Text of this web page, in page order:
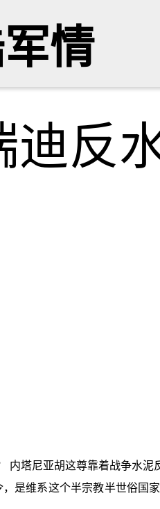
情
反
塔尼亚胡这尊靠着战争水
维系这个半宗教半世俗国